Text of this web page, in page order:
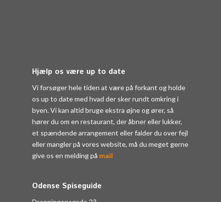
Hjælp os være up to date
Vi forsøger hele tiden at være på forkant og holde
os up to date med hvad der sker rundt omkring i
byen. Vi kan altid bruge ekstra øjne og ører, så
hører du om en restaurant, der åbner eller lukker,
et spændende arrangement eller falder du over fejl
eller mangler på vores website, må du meget gerne
give os en melding på mail
Odense Spiseguide